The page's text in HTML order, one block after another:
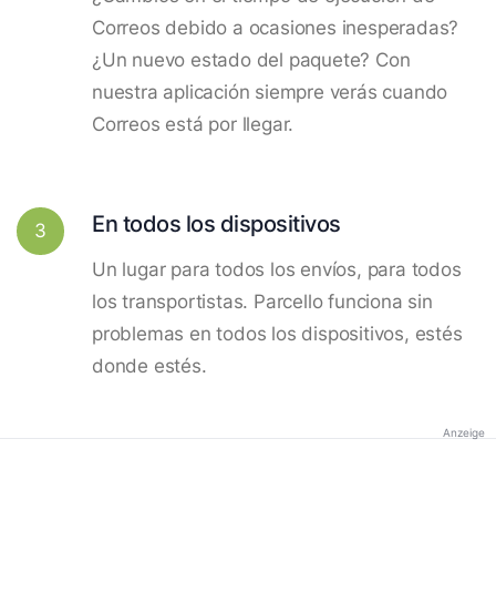
Correos debido a ocasiones inesperadas?
¿Un nuevo estado del paquete? Con
nuestra aplicación siempre verás cuando
Correos está por llegar.
3 En todos los dispositivos
Un lugar para todos los envíos, para todos
los transportistas. Parcello funciona sin
problemas en todos los dispositivos, estés
donde estés.
Anzeige